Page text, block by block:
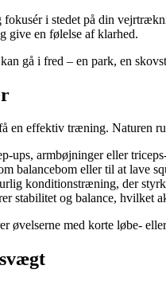
i stedet på din
give en følelse af klarhed.
gå i fred – en park, en
en effektiv træning. Naturen
ups, armbøjninger eller
balancebom eller til at lave
konditionstræning, der
stabilitet og balance, hvilket
øvelserne med korte løbe-